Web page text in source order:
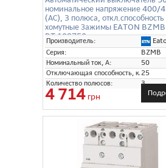
номинальное напряжение 400/
(АС), 3 полюса,
хомутные Зажимы EATON
BT 109750
Производитель:
Серия:
BZMB
Номинальный ток, А:
50
Отключающая способность, кА:25
Количество полюсов:
3
4 714грн